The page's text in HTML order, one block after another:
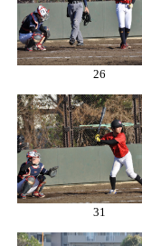
26
31